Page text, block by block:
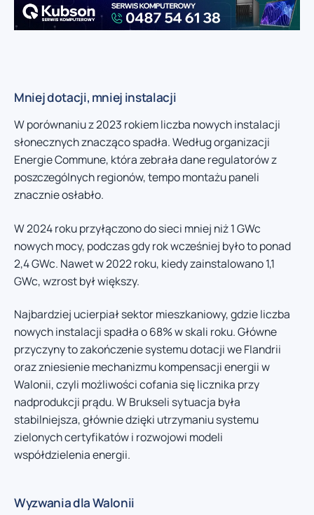
Mniej dotacji, mniej instalacji
W porównaniu z 2023 rokiem liczba nowych instalacji
słonecznych znacząco spadła. Według organizacji
Energie Commune, która zebrała dane regulatorów z
poszczególnych regionów, tempo montażu paneli
znacznie osłabło.
W 2024 roku przyłączono do sieci mniej niż 1 GWc
nowych mocy, podczas gdy rok wcześniej było to ponad
2,4 GWc. Nawet w 2022 roku, kiedy zainstalowano 1,1
GWc, wzrost był większy.
Najbardziej ucierpiał sektor mieszkaniowy, gdzie liczba
nowych instalacji spadła o 68% w skali roku. Główne
przyczyny to zakończenie systemu dotacji we Flandrii
oraz zniesienie mechanizmu kompensacji energii w
Walonii, czyli możliwości cofania się licznika przy
nadprodukcji prądu. W Brukseli sytuacja była
stabilniejsza, głównie dzięki utrzymaniu systemu
zielonych certyfikatów i rozwojowi modeli
współdzielenia energii.
Wyzwania dla Walonii